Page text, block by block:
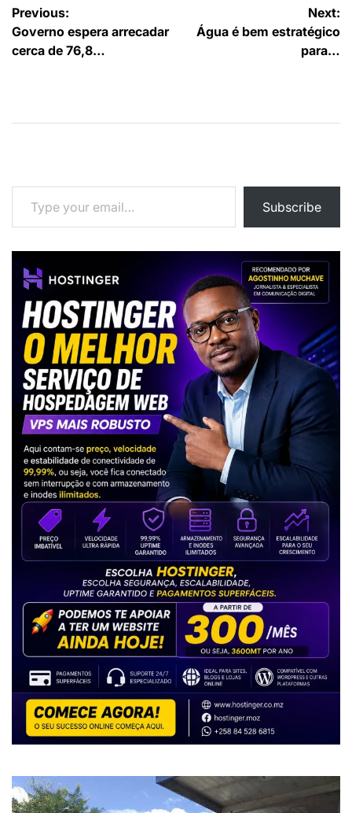
Navegação
de
Previous:
Governo espera arrecadar
cerca de 76,8…
Next:
Água é bem estratégico
para…
Type your email…
Subscribe